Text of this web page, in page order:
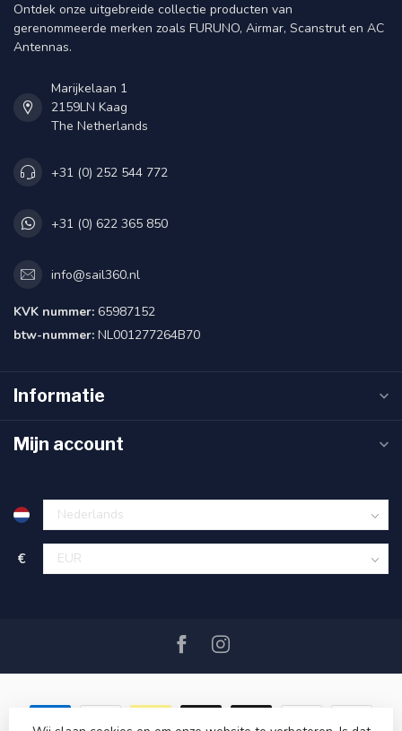
Ontdek onze uitgebreide collectie producten van
gerenommeerde merken zoals FURUNO, Airmar, Scanstrut en AC
Antennas.
Marijkelaan 1
2159LN Kaag
The Netherlands
+31 (0) 252 544 772
+31 (0) 622 365 850
info@sail360.nl
KVK nummer: 65987152
btw-nummer: NL001277264B70
Informatie
Mijn account
€